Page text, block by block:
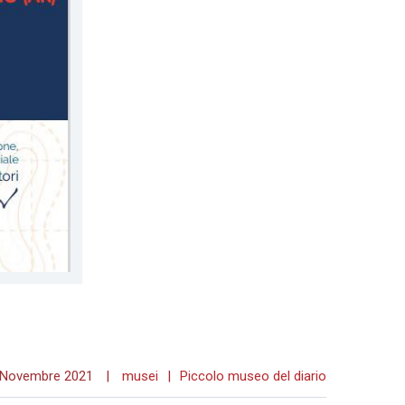
2021 | musei | Piccolo museo del diario